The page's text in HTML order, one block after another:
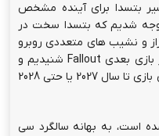
بتسدا برای آینده مشخص
شدیم که بتسدا سخت در
و نشیب های متعددی روبرو
بود. در این بین اخبار و شایعاتی نیز از بازی بعدی Fallout شنیدیم و
دریافتیم که احتمال عرضه نسخه بعدی بازی تا سال 2027 یا حتی 2028
است، به بهانه سالگرد سی